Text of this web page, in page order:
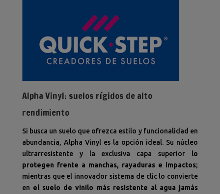
Alpha Vinyl: suelos rígidos de alto
rendimiento
Si busca un suelo que ofrezca estilo y funcionalidad en
abundancia, Alpha Vinyl es la opción ideal. Su núcleo
ultrarresistente y la exclusiva capa superior
lo
protegen frente a manchas, rayaduras e impactos;
mientras que el innovador sistema de clic lo convierte
en el suelo de vinilo más resistente al agua jamás